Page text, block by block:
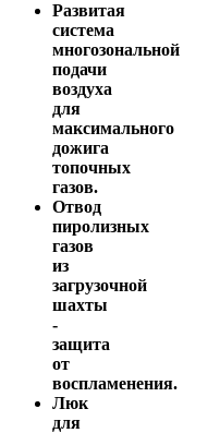
Развитая
система
многозональной
подачи
воздуха
для
максимального
дожига
топочных
газов.
Отвод
пиролизных
газов
из
загрузочной
шахты
-
защита
от
воспламенения.
Люк
для